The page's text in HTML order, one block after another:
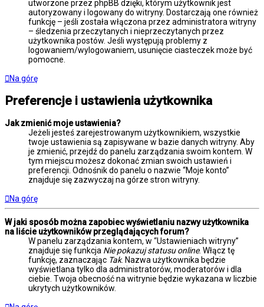
utworzone przez phpBB dzięki, którym użytkownik jest
autoryzowany i logowany do witryny. Dostarczają one również
funkcję – jeśli została włączona przez administratora witryny
– śledzenia przeczytanych i nieprzeczytanych przez
użytkownika postów. Jeśli występują problemy z
logowaniem/wylogowaniem, usunięcie ciasteczek może być
pomocne.
Na górę
Preferencje i ustawienia użytkownika
Jak zmienić moje ustawienia?
Jeżeli jesteś zarejestrowanym użytkownikiem, wszystkie
twoje ustawienia są zapisywane w bazie danych witryny. Aby
je zmienić, przejdź do panelu zarządzania swoim kontem. W
tym miejscu możesz dokonać zmian swoich ustawień i
preferencji. Odnośnik do panelu o nazwie “Moje konto”
znajduje się zazwyczaj na górze stron witryny.
Na górę
W jaki sposób można zapobiec wyświetlaniu nazwy użytkownika
na liście użytkowników przeglądających forum?
W panelu zarządzania kontem, w “Ustawieniach witryny”
znajduje się funkcja Nie pokazuj statusu online. Włącz tę
funkcję, zaznaczając Tak. Nazwa użytkownika będzie
wyświetlana tylko dla administratorów, moderatorów i dla
ciebie. Twoja obecność na witrynie będzie wykazana w liczbie
ukrytych użytkowników.